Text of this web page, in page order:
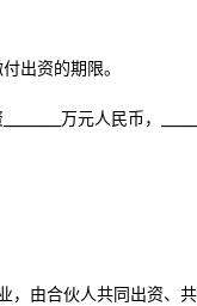
出资的期限。
________万元人民币
，由合伙人共同出资